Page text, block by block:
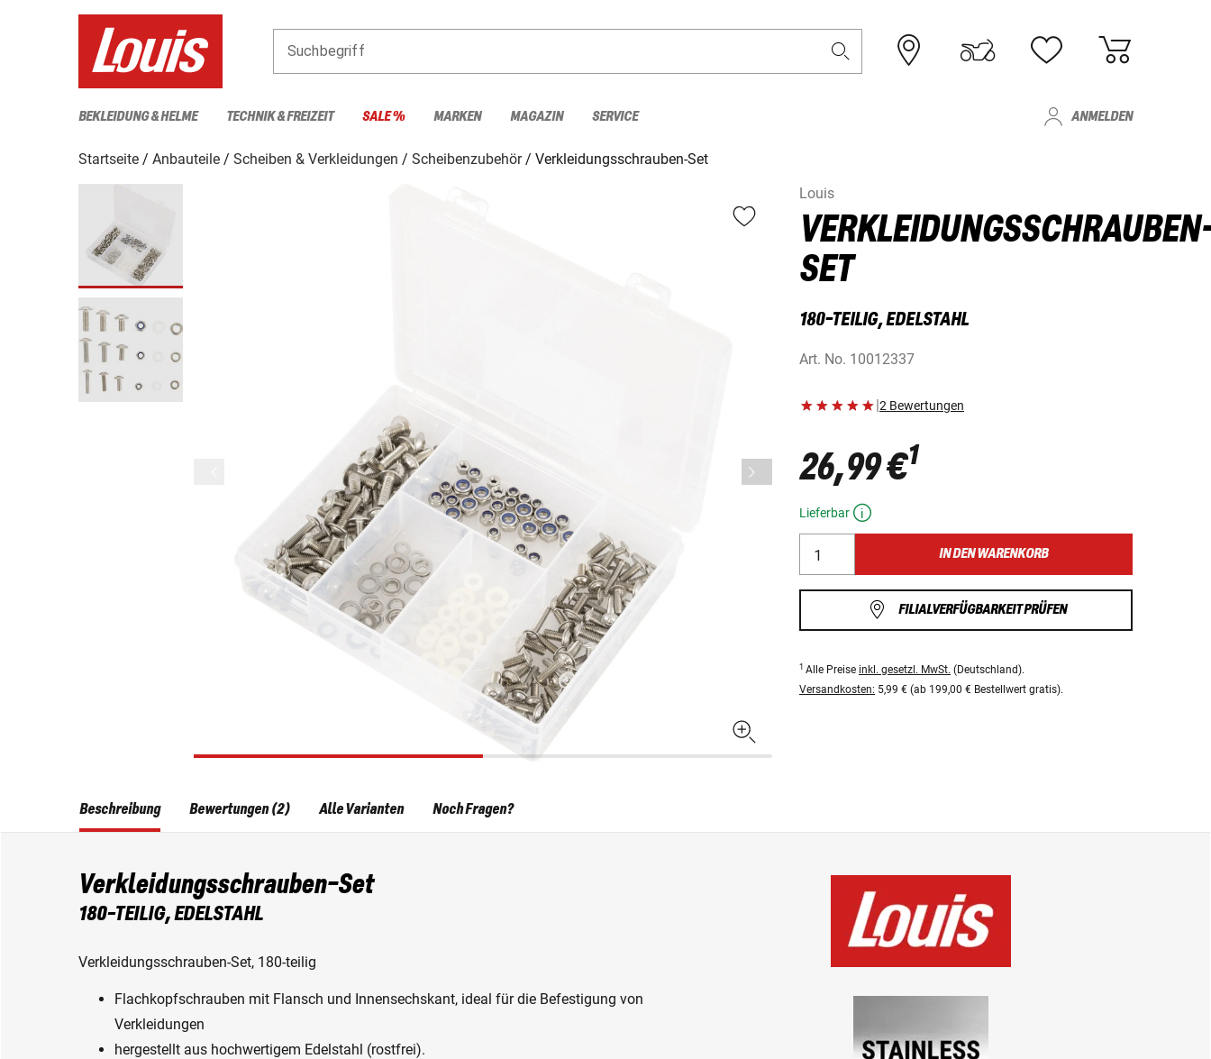
Suchbegriff
BEKLEIDUNG & HELME TECHNIK & FREIZEIT SALE % MARKEN MAGAZIN SERVICE ANMELDEN
Startseite Anbauteile Scheiben & Verkleidungen Scheibenzubehör
Verkleidungsschrauben-Set
Louis
SET
180-TEILIG, EDELSTAHL
Art. No. 10012337
|2 Bewertungen
26,99 €1
Lieferbar
IN DEN WARENKORB
FILIALVERFÜGBARKEIT PRÜFEN
1 Alle Preise inkl. gesetzl. MwSt. (Deutschland).
Versandkosten: 5,99 € (ab 199,00 € Bestellwert gratis).
Beschreibung
Verkleidungsschrauben-Set
180-TEILIG, EDELSTAHL
Verkleidungsschrauben-Set, 180-teilig
Flachkopfschrauben mit Flansch und Innensechskant, ideal für die Befestigung von
Verkleidungen
hergestellt aus hochwertigem Edelstahl (rostfrei).
Bewertungen (2) Alle Varianten Noch Fragen?